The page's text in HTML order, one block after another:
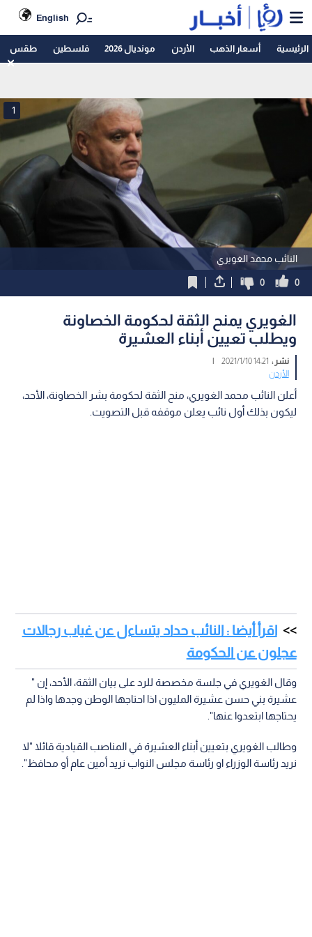
English
الرئيسية أسعار الذهب الأردن مونديال 2026 فلسطين طقس
النائب محمد الغويري
1
0
0
الغويري يمنح الثقة لحكومة الخصاونة
ويطلب تعيين أبناء العشيرة
نشر : 14:21 2021/1/10
|
الأردن
أعلن النائب محمد الغويري، منح الثقة لحكومة بشر الخصاونة، الأحد،
ليكون بذلك أول نائب يعلن موقفه قبل التصويت.
اقرأ أيضا : النائب حداد يتساءل عن غياب رجالات
عجلون عن الحكومة
وقال الغويري في جلسة مخصصة للرد على بيان الثقة، الأحد، إن "
عشيرة بني حسن عشيرة المليون اذا احتاجها الوطن وجدها واذا لم
يحتاجها ابتعدوا عنها".
وطالب الغويري بتعيين أبناء العشيرة في المناصب القيادية قائلا "لا
نريد رئاسة الوزراء او رئاسة مجلس النواب نريد أمين عام أو محافظ".